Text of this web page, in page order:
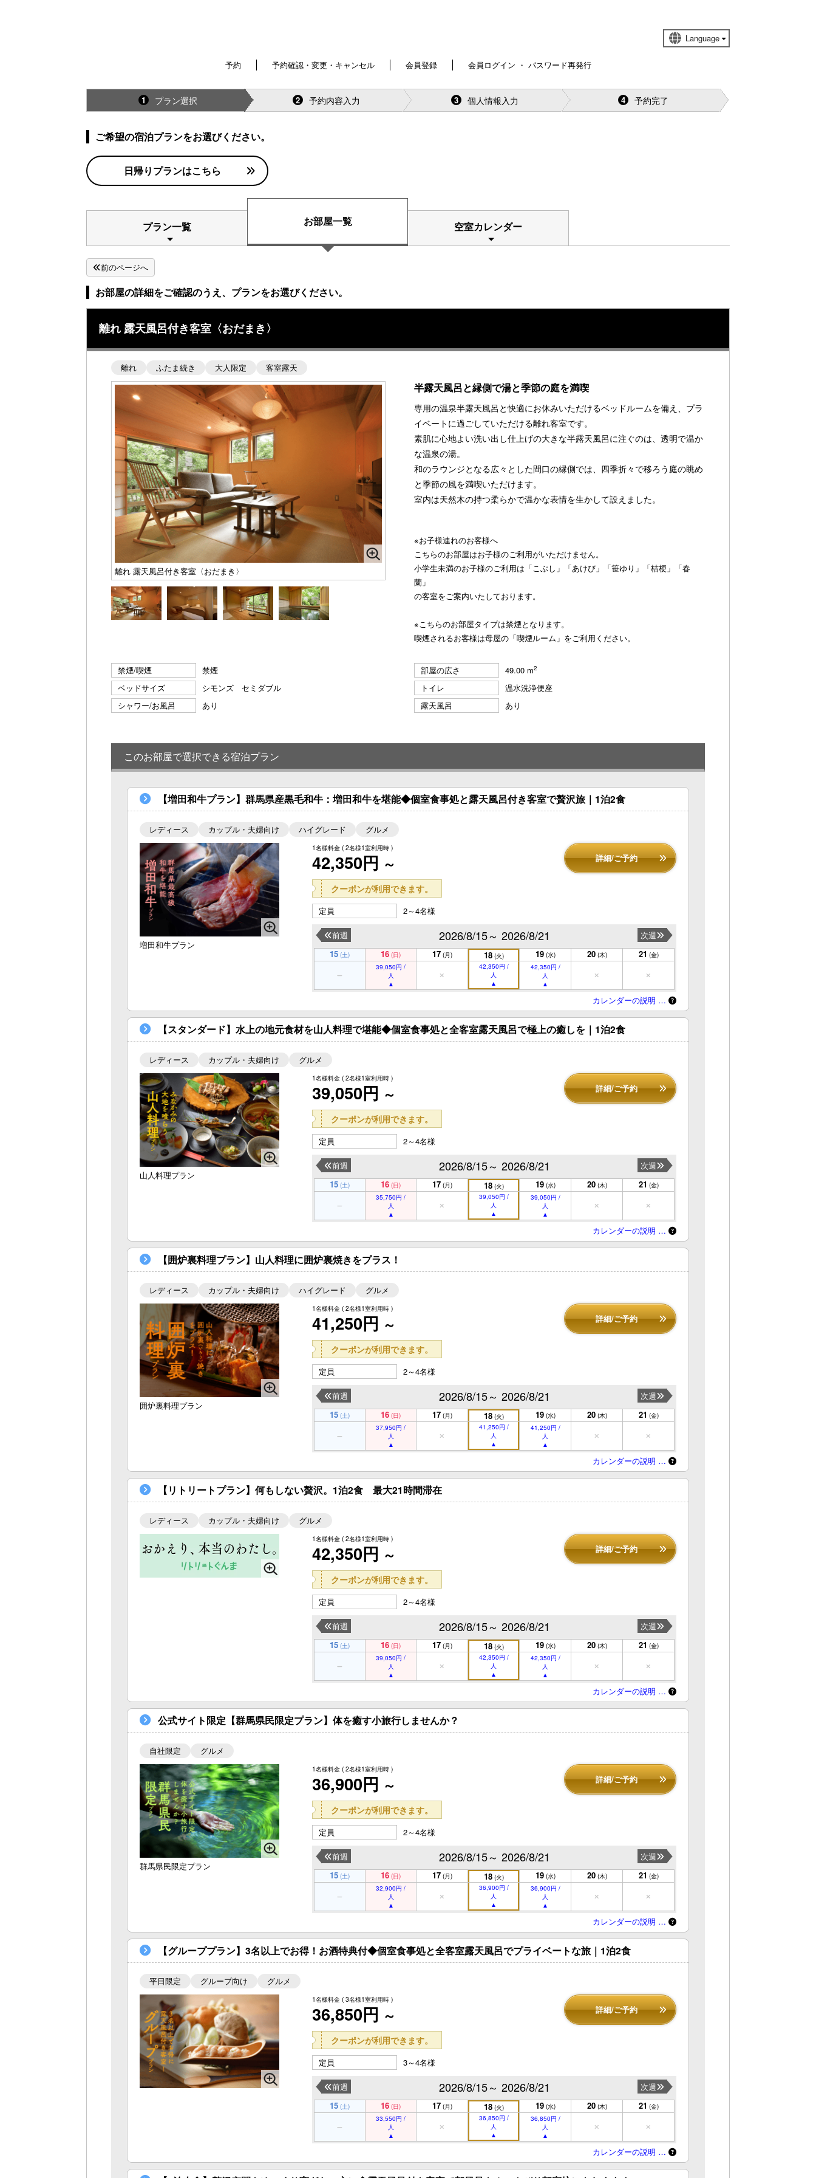
予約 予約確認・変更・キャンセル 会員登録 会員ログイン ・ パスワード再発行
1 プラン選択 2 予約内容入力 3 個人情報入力 4 予約完了
ご希望の宿泊プランをお選びください。
日帰りプランはこちら
プラン一覧 お部屋一覧 空室カレンダー
前のページへ
お部屋の詳細をご確認のうえ、プランをお選びください。
離れ 露天風呂付き客室〈おだまき〉
離れ ふたま続き 大人限定 客室露天
離れ 露天風呂付き客室〈おだまき〉
半露天風呂と縁側で湯と季節の庭を満喫
専用の温泉半露天風呂と快適にお休みいただけるベッドルームを備え、プラ
イベートに過ごしていただける離れ客室です。
素肌に心地よい洗い出し仕上げの大きな半露天風呂に注ぐのは、透明で温か
な温泉の湯。
和のラウンジとなる広々とした間口の縁側では、四季折々で移ろう庭の眺め
と季節の風を満喫いただけます。
室内は天然木の持つ柔らかで温かな表情を生かして設えました。
※お子様連れのお客様へ
こちらのお部屋はお子様のご利用がいただけません。
小学生未満のお子様のご利用は「こぶし」「あけび」「笹ゆり」「桔梗」「春
蘭」
の客室をご案内いたしております。
※こちらのお部屋タイプは禁煙となります。
喫煙されるお客様は母屋の「喫煙ルーム」をご利用ください。
禁煙/喫煙 禁煙 部屋の広さ 49.00 m2
ベッドサイズ シモンズ セミダブル トイレ
温水洗浄便座
シャワー/お風呂
あり 露天風呂 あり
このお部屋で選択できる宿泊プラン
【増田和牛プラン】群馬県産黒毛和牛：増田和牛を堪能◆個室食事処と露天風呂付き客室で贅沢旅｜1泊2食
レディース カップル・夫婦向け ハイグレード グルメ
増田和牛プラン
1名様料金 ( 2名様1室利用時 )
42,350円 ～ 詳細/ご予約
クーポンが利用できます。
定員 2～4名様
2026/8/15～ 2026/8/21
前週
次週
15 (土) 16 (日) 17 (月) 18 (火) 19 (水) 20 (木) 21 (金)
39,050円 /
人
42,350円 /
人
42,350円 /
人
カレンダーの説明 …
【スタンダード】水上の地元食材を山人料理で堪能◆個室食事処と全客室露天風呂で極上の癒しを｜1泊2食
レディース カップル・夫婦向け グルメ
山人料理プラン
1名様料金 ( 2名様1室利用時 )
39,050円 ～ 詳細/ご予約
クーポンが利用できます。
定員 2～4名様
2026/8/15～ 2026/8/21
前週
次週
15 (土) 16 (日) 17 (月) 18 (火) 19 (水) 20 (木) 21 (金)
35,750円 /
人
39,050円 /
人
39,050円 /
人
カレンダーの説明 …
【囲炉裏料理プラン】山人料理に囲炉裏焼きをプラス！
レディース カップル・夫婦向け ハイグレード グルメ
囲炉裏料理プラン
1名様料金 ( 2名様1室利用時 )
41,250円 ～ 詳細/ご予約
クーポンが利用できます。
定員 2～4名様
2026/8/15～ 2026/8/21
前週
次週
15 (土) 16 (日) 17 (月) 18 (火) 19 (水) 20 (木) 21 (金)
37,950円 /
人
41,250円 /
人
41,250円 /
人
カレンダーの説明 …
【リトリートプラン】何もしない贅沢。1泊2食 最大21時間滞在
レディース カップル・夫婦向け グルメ
1名様料金 ( 2名様1室利用時 )
42,350円 ～ 詳細/ご予約
クーポンが利用できます。
定員 2～4名様
2026/8/15～ 2026/8/21
前週
次週
15 (土) 16 (日) 17 (月) 18 (火) 19 (水) 20 (木) 21 (金)
39,050円 /
人
42,350円 /
人
42,350円 /
人
カレンダーの説明 …
公式サイト限定【群馬県民限定プラン】体を癒す小旅行しませんか？
自社限定 グルメ
群馬県民限定プラン
1名様料金 ( 2名様1室利用時 )
36,900円 ～ 詳細/ご予約
クーポンが利用できます。
定員 2～4名様
2026/8/15～ 2026/8/21
前週
次週
15 (土) 16 (日) 17 (月) 18 (火) 19 (水) 20 (木) 21 (金)
32,900円 /
人
36,900円 /
人
36,900円 /
人
カレンダーの説明 …
【グループプラン】3名以上でお得！お酒特典付◆個室食事処と全客室露天風呂でプライベートな旅｜1泊2食
平日限定 グループ向け グルメ
1名様料金 ( 3名様1室利用時 )
36,850円 ～ 詳細/ご予約
クーポンが利用できます。
定員 3～4名様
2026/8/15～ 2026/8/21
前週
次週
15 (土) 16 (日) 17 (月) 18 (火) 19 (水) 20 (木) 21 (金)
33,550円 /
人
36,850円 /
人
36,850円 /
人
カレンダーの説明 …